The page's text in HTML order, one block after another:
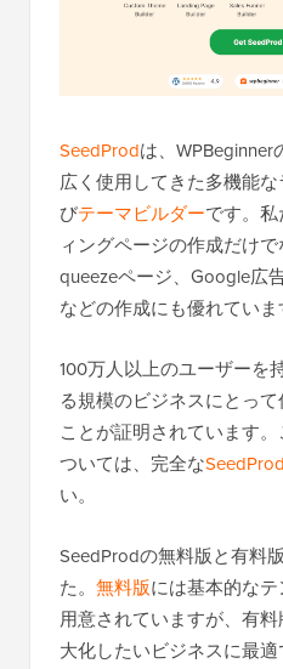
SeedProdは、
広く使用してきた多機能
びテーマビルダーです。
ィングページの作成だけ
queezeページ、Google広
などの作成にも優れていま
100万人以上のユーザーを
る規模のビジネスにとっ
ことが証明されています
ついては、完全な
い。
SeedProdの無料版と有料
た。 無料版には基本的な
用意されていますが、有
大化したいビジネスに最適